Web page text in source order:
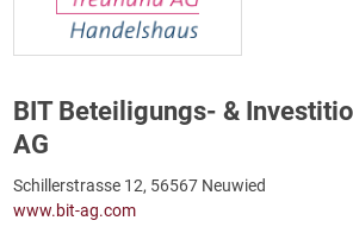
BIT Beteiligungs- &
AG
Schillerstrasse 12, 56567 Neuwied
www.bit-ag.com